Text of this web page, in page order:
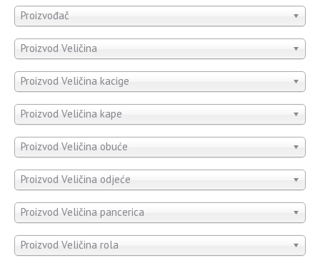
Proizvođač
Proizvod Veličina
Proizvod Veličina kacige
Proizvod Veličina kape
Proizvod Veličina obuće
Proizvod Veličina odjeće
Proizvod Veličina pancerica
Proizvod Veličina rola